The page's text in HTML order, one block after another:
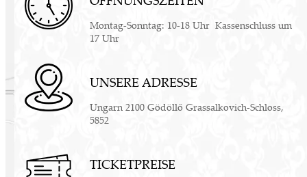
Montag-Sonntag: 10-18 Uhr Kassenschluss um
17 Uhr
UNSERE ADRESSE
Ungarn 2100 Gödöllő Grassalkovich-Schloss,
5852
TICKETPREISE